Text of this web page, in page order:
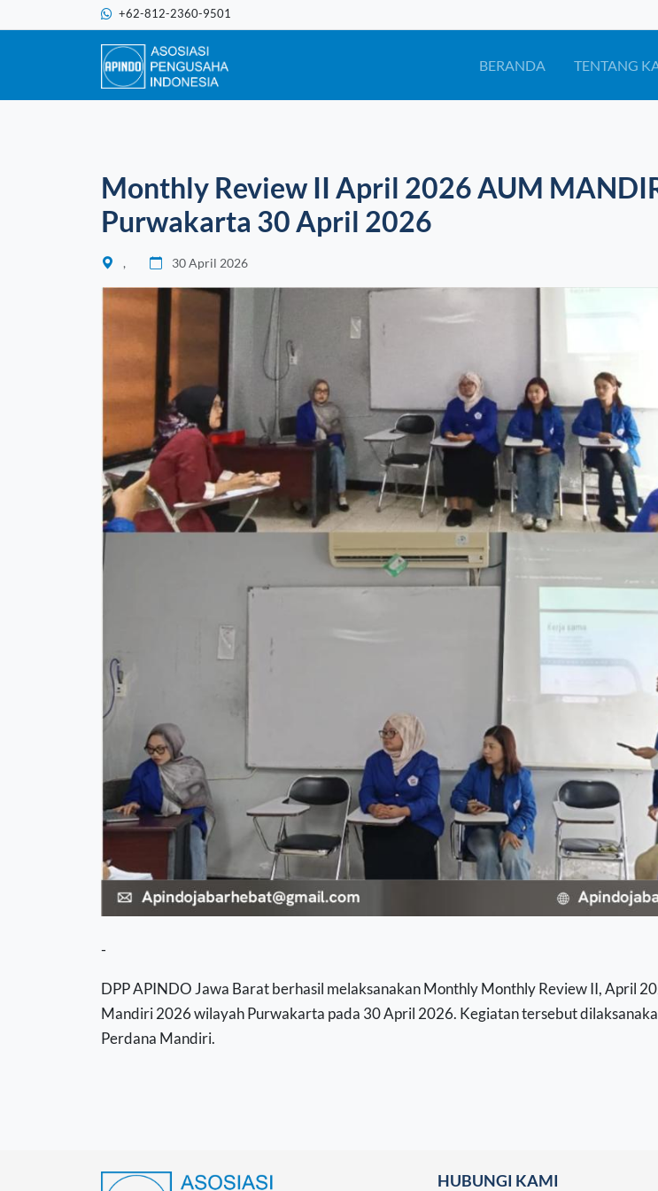
+62-812-2360-9501
BERANDA TENTANG
Monthly Review II April 2026 AUM
Purwakarta 30 April 2026
, 30 April 2026
-
DPP APINDO Jawa Barat berhasil melaksanakan Monthly Monthly Review II, April
Mandiri 2026 wilayah Purwakarta pada 30 April 2026. Kegiatan tersebut
Perdana Mandiri.
HUBUNGI KAMI